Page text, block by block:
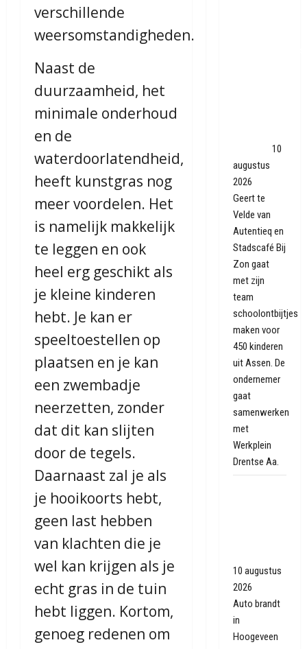
verschillende
weersomstandigheden.
Naast de
duurzaamheid, het
minimale onderhoud
en de
waterdoorlatendheid,
heeft kunstgras nog
meer voordelen. Het
is namelijk makkelijk
te leggen en ook
heel erg geschikt als
je kleine kinderen
hebt. Je kan er
speeltoestellen op
plaatsen en je kan
een zwembadje
neerzetten, zonder
dat dit kan slijten
door de tegels.
Daarnaast zal je als
je hooikoorts hebt,
geen last hebben
van klachten die je
wel kan krijgen als je
echt gras in de tuin
hebt liggen. Kortom,
genoeg redenen om
10
augustus
2026
Geert te
Velde van
Autentieq en
Stadscafé Bij
Zon gaat
met zijn
team
schoolontbijtjes
maken voor
450 kinderen
uit Assen. De
ondernemer
gaat
samenwerken
met
Werkplein
Drentse Aa.
10 augustus
2026
Auto brandt
in
Hoogeveen